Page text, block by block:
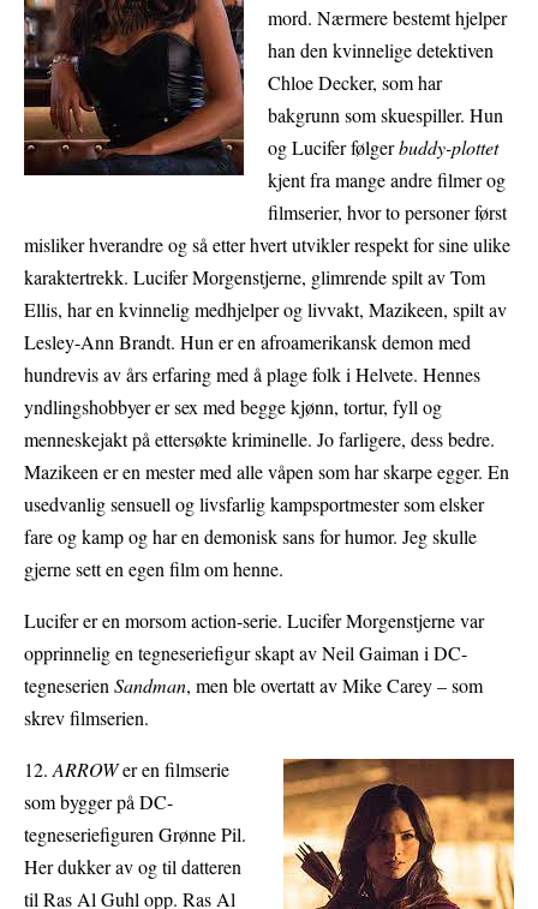
mord. Nærmere bestemt hjelper
han den kvinnelige detektiven
Chloe Decker, som har
bakgrunn som skuespiller. Hun
og Lucifer følgerbuddy-plottet
kjent fra mange andre filmer og
filmserier, hvor to personer først
misliker hverandre og så etter hvert utvikler respekt for sine ulike
karaktertrekk. Lucifer Morgenstjerne, glimrende spilt av Tom
Ellis, har en kvinnelig medhjelper og livvakt, Mazikeen, spilt av
Lesley-Ann Brandt. Hun er en afroamerikansk demon med
hundrevis av års erfaring med å plage folk i Helvete. Hennes
yndlingshobbyer er sex med begge kjønn, tortur, fyll og
menneskejakt på ettersøkte kriminelle. Jo farligere, dess bedre.
Mazikeen er en mester med alle våpen som har skarpe egger. En
usedvanlig sensuell og livsfarlig kampsportmester som elsker
fare og kamp og har en demonisk sans for humor. Jeg skulle
gjerne sett en egen film om henne.
Lucifer er en morsom action-serie. Lucifer Morgenstjerne var
opprinnelig en tegneseriefigur skapt av Neil Gaiman i DC-
tegneserien Sandman, men ble overtatt av Mike Carey – som
skrev filmserien.
12. ARROWer en filmserie
som bygger på DC-
tegneseriefiguren Grønne Pil.
Her dukker av og til datteren
til Ras Al Guhl opp. Ras Al